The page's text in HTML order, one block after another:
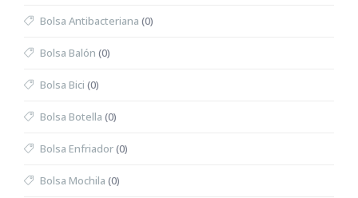
Bolsa Antibacteriana (0)
Bolsa Balón (0)
Bolsa Bici (0)
Bolsa Botella (0)
Bolsa Enfriador(0)
Bolsa Mochila (0)